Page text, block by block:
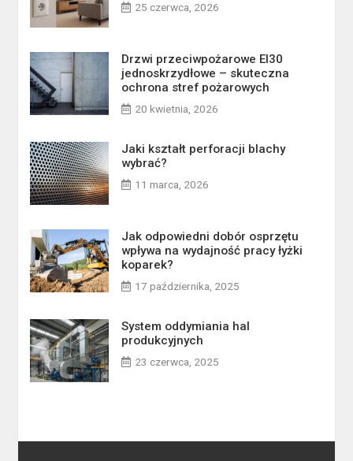
25 czerwca, 2026
Drzwi przeciwpożarowe EI30
jednoskrzydłowe – skuteczna
ochrona stref pożarowych
20 kwietnia, 2026
Jaki kształt perforacji blachy
wybrać?
11 marca, 2026
Jak odpowiedni dobór osprzętu
wpływa na wydajność pracy łyżki
koparek?
17 października, 2025
System oddymiania hal
produkcyjnych
23 czerwca, 2025